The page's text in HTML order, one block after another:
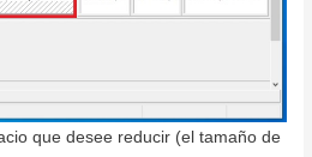
que desee reducir (el tamaño de